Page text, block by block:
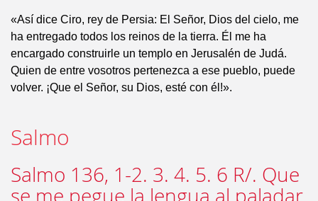
«Así dice Ciro, rey de Persia: El Señor, Dios del cielo, me
ha entregado todos los reinos de la tierra. Él me ha
encargado construirle un templo en Jerusalén de Judá.
Quien de entre vosotros pertenezca a ese pueblo, puede
volver. ¡Que el Señor, su Dios, esté con él!».
Salmo
Salmo 136, 1-2. 3. 4. 5. 6 R/. Que
se me pegue la lengua al paladar